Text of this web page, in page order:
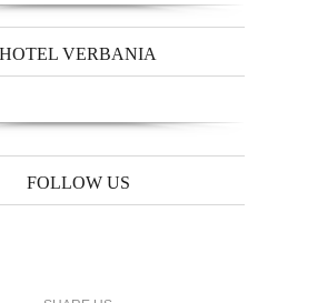
HOTEL VERBANIA
FOLLOW US